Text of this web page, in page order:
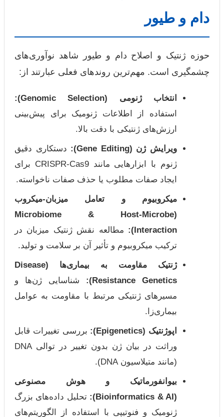
دام و طیور
حوزه ژنتیک و اصلاح دام و طیور شاهد نوآوری‌های
چشمگیری است. مهم‌ترین روندهای فعلی عبارتند از:
انتخاب ژنومی (Genomic Selection):
استفاده از اطلاعات ژنومیک برای پیش‌بینی
ارزش‌های ژنتیکی با دقت بالا.
ویرایش ژن (Gene Editing):
دستکاری دقیق
ژنوم با ابزارهایی مانند CRISPR-Cas9 برای
ایجاد صفات مطلوب یا حذف صفات ناخواسته.
میکروبیوم و تعامل میزبان-میکروب
(Microbiome & Host-Microbe
Interaction):
مطالعه نقش ژنتیک میزبان در
ترکیب میکروبیوم و تأثیر آن بر سلامت و تولید.
ژنتیک مقاومت به بیماری‌ها (Disease
Resistance Genetics):
شناسایی ژن‌ها و
مسیرهای ژنتیکی مرتبط با مقاومت به عوامل
بیماری‌زا.
اپوژنتیک (Epigenetics):
بررسی تغییرات قابل
وراثت در بیان ژن بدون تغییر در توالی DNA
(مانند متیلاسیون DNA).
بیوانفورماتیک و هوش مصنوعی
(Bioinformatics & AI):
تحلیل داده‌های بزرگ
ژنومیک و فنوتیپی با استفاده از الگوریتم‌های